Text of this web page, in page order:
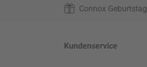
Connox Geburtstag
Kundenservice